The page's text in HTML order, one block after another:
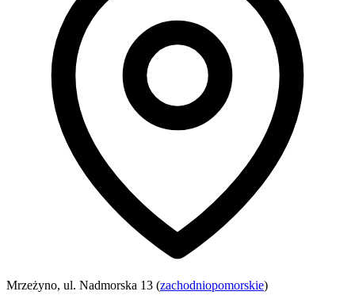
Mrzeżyno, ul. Nadmorska 13 (zachodniopomorskie)